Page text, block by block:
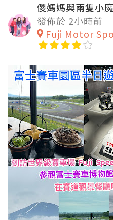
儍媽媽與兩隻小
發佈於 2小時前
Fuji Motor